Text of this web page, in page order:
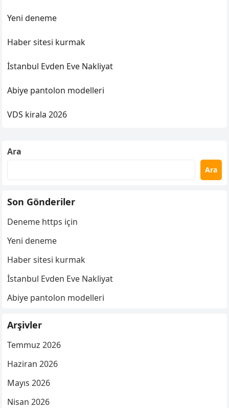
Yeni deneme
Haber sitesi kurmak
İstanbul Evden Eve Nakliyat
Abiye pantolon modelleri
VDS kirala 2026
Ara
Ara
Son Gönderiler
Deneme https için
Yeni deneme
Haber sitesi kurmak
İstanbul Evden Eve Nakliyat
Abiye pantolon modelleri
Arşivler
Temmuz 2026
Haziran 2026
Mayıs 2026
Nisan 2026